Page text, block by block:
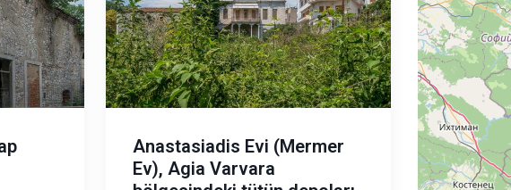
Anastasiadis Evi (Mermer
Ev), Agia Varvara